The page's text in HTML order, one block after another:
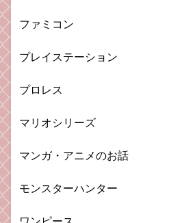
ファミコン
プレイステーション
プロレス
マリオシリーズ
マンガ・アニメのお話
モンスターハンター